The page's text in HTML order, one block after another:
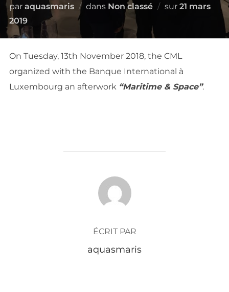
par aquasmaris dans Non classé sur Publié
21 mars
2019
On Tuesday, 13th November 2018, the CML
organized with the Banque International à
Luxembourg an afterwork “Maritime & Space”.
AUTEUR DE LA PUBLICATION
ÉCRIT PAR
aquasmaris